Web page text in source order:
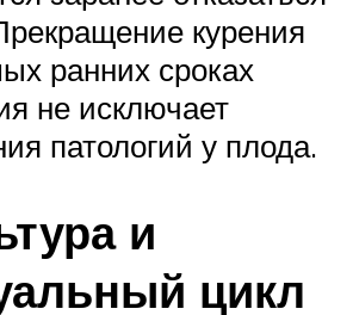
курения
ранних сроках
не исключает
патологий у плода.
и
цикл